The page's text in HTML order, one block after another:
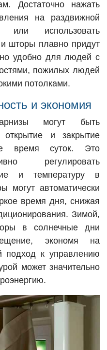
Достаточно нажать
на раздвижной
или использовать
шторы плавно придут
удобно для людей с
пожилых людей
потолками.
и экономия
могут быть
открытие и закрытие
время суток. Это
регулировать
и температуру в
могут автоматически
время дня, снижая
Зимой,
в солнечные дни
экономя на
подход к управлению
может значительно